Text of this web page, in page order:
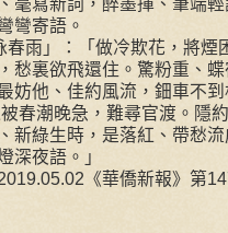
彎寄語。
春雨」：「做冷欺花，將煙
愁裏欲飛還住。驚粉重、
妨他、佳約風流，鈿車不到
春潮晚急，難尋官渡。隱
新綠生時，是落紅、帶愁
深夜語。」
《華僑新報》第